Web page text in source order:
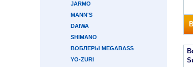
JARMO
MANN'S
DAIWA
SHIMANO
ВОБЛЕРЫ MEGABASS
YO-ZURI